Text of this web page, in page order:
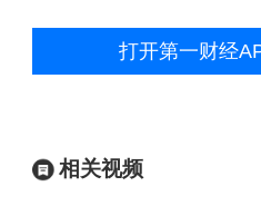
打开第一财经
相关视频